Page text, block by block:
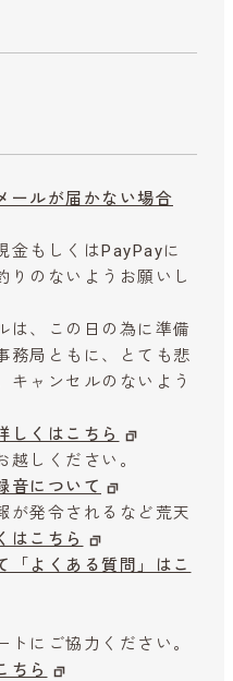
ールが届かない場合
金もしくはPayPayに
りのないようお願いし
は、この日の為に準備
務局ともに、とても悲
キャンセルのないよう
しくはこちら
しください。
音について
が発令されるなど荒天
はこちら
「よくある質問」はこ
トにご協力ください。
ちら